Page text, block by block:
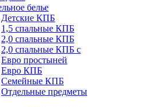
белье
Детские КПБ
1,5 спальные КПБ
2,0 спальные КПБ
2,0 спальные КПБ с
Евро простыней
Евро КПБ
Семейные КПБ
Отдельные предметы